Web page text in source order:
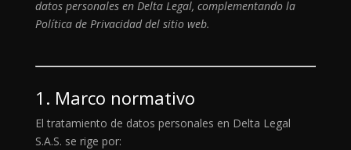
datos personales en Delta Legal, complementando la
Política de Privacidad del sitio web.
1. Marco normativo
El tratamiento de datos personales en Delta Legal
S.A.S. se rige por: